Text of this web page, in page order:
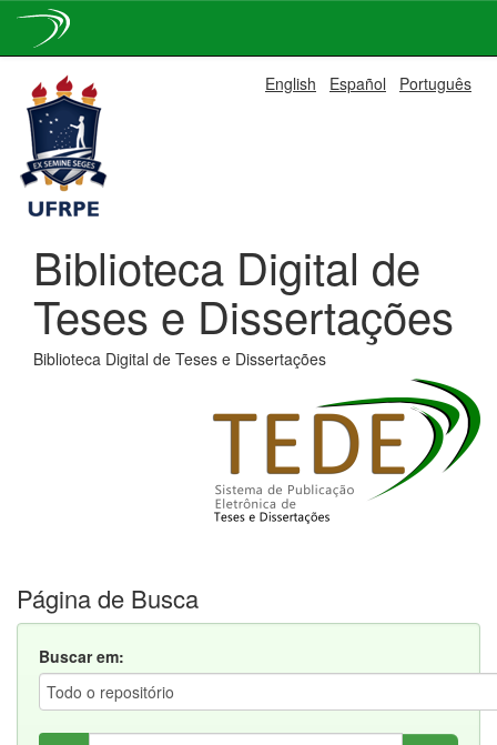
navigation
English Español Português
Biblioteca Digital de
Teses e Dissertações
Biblioteca Digital de Teses e Dissertações
Página de Busca
Buscar em: